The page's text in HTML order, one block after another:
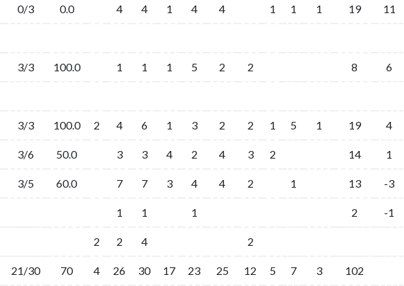
0/3 0.0 4 4 1 4 4 1 1 1 19 11
3/3 100.0 1 1 1 5 2 2 8 6
3/3 100.0 2 4 6 1 3 2 2 1 5 1 19 4
3/6 50.0 3 3 4 2 4 3 2 14 1
3/5 60.0 7 7 3 4 4 2 1 13 -3
1 1 1 2 -1
2 2 4 2
21/30 70 4 26 30 17 23 25 12 5 7 3 102